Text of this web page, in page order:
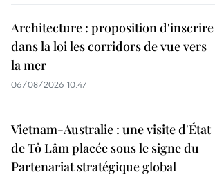
Architecture : proposition d'inscrire
dans la loi les corridors de vue vers
la mer
06/08/2026 10:47
Vietnam-Australie : une visite d'État
de Tô Lâm placée sous le signe du
Partenariat stratégique global